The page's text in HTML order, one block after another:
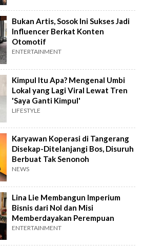
Bukan Artis, Sosok Ini Sukses Jadi
Influencer Berkat Konten
Otomotif
ENTERTAINMENT
Kimpul Itu Apa? Mengenal Umbi
Lokal yang Lagi Viral Lewat Tren
'Saya Ganti Kimpul'
LIFESTYLE
Karyawan Koperasi di Tangerang
Disekap-Ditelanjangi Bos, Disuruh
Berbuat Tak Senonoh
NEWS
Lina Lie Membangun Imperium
Bisnis dari Nol dan Misi
Memberdayakan Perempuan
ENTERTAINMENT